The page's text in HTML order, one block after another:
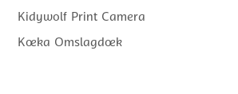
Kidywolf Print Camera
Koeka Omslagdoek